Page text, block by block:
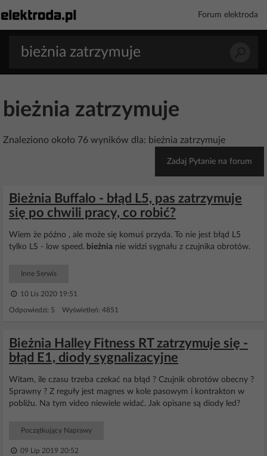
Forum elektroda
bieżnia zatrzymuje
Znaleziono około 76 wyników dla: bieżnia zatrzymuje
Zadaj Pytanie na forum
Bieżnia Buffalo - błąd L5, pas zatrzymuje
się po chwili pracy, co robić?
Wiem że późno , ale może się komuś przyda. To nie jest błąd L5
tylko LS - low speed. bieżnia nie widzi sygnału z czujnika obrotów.
Inne Serwis
10 Lis 2020 19:51
Odpowiedzi: 5 Wyświetleń: 4851
Bieżnia Halley Fitness RT zatrzymuje się -
błąd E1, diody sygnalizacyjne
Witam, ile czasu trzeba czekać na błąd ? Czujnik obrotów obecny ?
Sprawny ? Z reguły jest magnes w kole pasowym i kontrakton w
pobliżu. Na tym video niewiele widać. Jak opisane są diody led?
Początkujący Naprawy
09 Lip 2019 20:52